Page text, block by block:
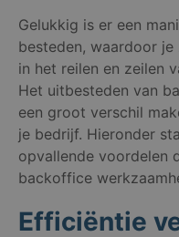
Gelukkig is er een
besteden, waardoor
in het reilen en zeilen
Het uitbesteden van
een groot verschil
je bedrijf. Hieronder
opvallende voordelen
backoffice
Efficiëntie